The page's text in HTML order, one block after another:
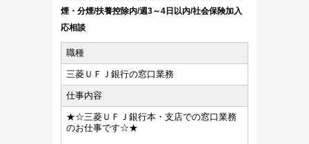
煙・分煙/扶養控除内/週3～4日以内/社会保険加入
応相談
職種
三菱ＵＦＪ銀行の窓口業務
仕事内容
★☆三菱ＵＦＪ銀行本・支店での窓口業務
のお仕事です☆★